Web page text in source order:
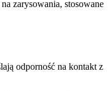
zarysowania, stosowane
odporność na kontakt z